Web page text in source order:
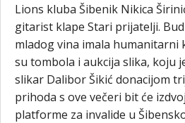
Lions kluba Šibenik Nikica
gitarist klape Stari prijatelji.
mladog vina imala
su tombola i aukcija slika, koju
slikar Dalibor Šikić donacijom
prihoda s ove večeri bit će
platforme za invalide u